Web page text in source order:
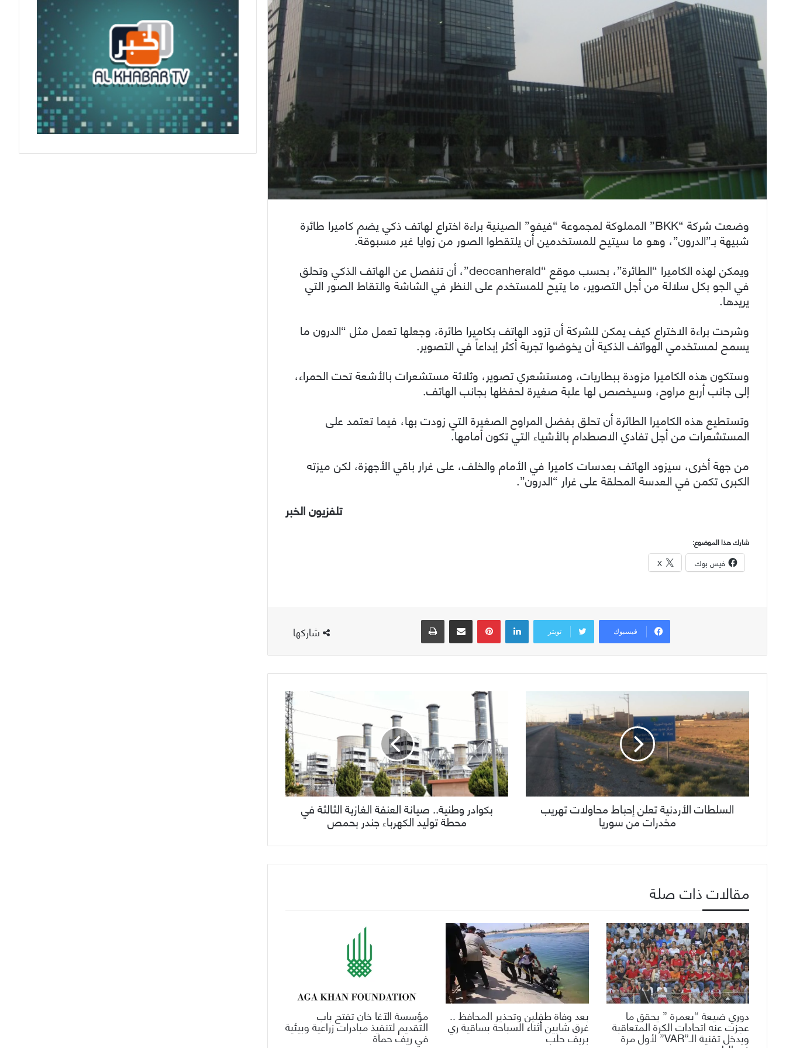
وضعت شركة “BKK” المملوكة لمجموعة “فيفو” الصينية براءة اختراع لهاتف ذكي يضم كاميرا طائرة
شبيهة بـ”الدرون”، وهو ما سيتيح للمستخدمين أن يلتقطوا الصور من زوايا غير مسبوقة.
ويمكن لهذه الكاميرا “الطائرة”، بحسب موقع “deccanherald”، أن تنفصل عن الهاتف الذكي وتحلق
في الجو بكل سلالة من أجل التصوير، ما يتيح للمستخدم على النظر في الشاشة والتقاط الصور التي
يريدها.
وشرحت براءة الاختراع كيف يمكن للشركة أن تزود الهاتف بكاميرا طائرة، وجعلها تعمل مثل “الدرون ما
يسمح لمستخدمي الهواتف الذكية أن يخوضوا تجربة أكثر إبداعاً في التصوير.
وستكون هذه الكاميرا مزودة ببطاريات، ومستشعري تصوير، وثلاثة مستشعرات بالأشعة تحت الحمراء،
إلى جانب أربع مراوح، وسيخصص لها علبة صغيرة لحفظها بجانب الهاتف.
وتستطيع هذه الكاميرا الطائرة أن تحلق بفضل المراوح الصغيرة التي زودت بها، فيما تعتمد على
المستشعرات من أجل تفادي الاصطدام بالأشياء التي تكون أمامها.
من جهة أخرى، سيزود الهاتف بعدسات كاميرا في الأمام والخلف، على غرار باقي الأجهزة، لكن ميزته
الكبرى تكمن في العدسة المحلقة على غرار “الدرون”.
تلفزيون الخبر
شارك هذا الموضوع:
فيس بوك X
شاركها فيسبوك تويتر
لينكدإن بينتيريست مشاركة عبر البريد طباعة
السلطات الأردنية تعلن إحباط محاولات تهريب
مخدرات من سوريا
بكوادر وطنية.. صيانة العنفة الغازية الثالثة في
محطة توليد الكهرباء جندر بحمص
مقالات ذات صلة
دوري ضيعة “بعمرة ” يحقق ما
عجزت عنه اتحادات الكرة المتعاقبة
ويدخل تقنية الـ”VAR” لأول مرة
بعد وفاة طفلين وتحذير المحافظ ..
غرق شابين أثناء السباحة بساقية ري
بريف حلب
مؤسسة الآغا خان تفتح باب
التقديم لتنفيذ مبادرات زراعية وبيئية
في ريف حماة